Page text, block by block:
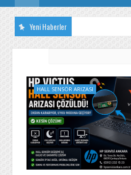
Yeni Haberler
HALL SENSÖR ARIZASI